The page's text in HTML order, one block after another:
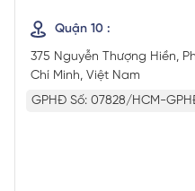
Quận 10 :
375 Nguyễn Thượng Hiền,
Chí Minh, Việt Nam
GPHĐ Số: 07828/HCM-